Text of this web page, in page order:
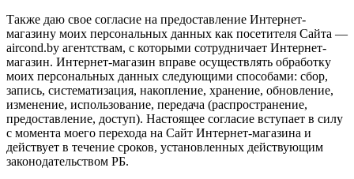
Также даю свое согласие на предоставление Интернет-
магазину моих персональных данных как посетителя Сайта —
aircond.by агентствам, с которыми сотрудничает Интернет-
магазин. Интернет-магазин вправе осуществлять обработку
моих персональных данных следующими способами: сбор,
запись, систематизация, накопление, хранение, обновление,
изменение, использование, передача (распространение,
предоставление, доступ). Настоящее согласие вступает в силу
с момента моего перехода на Сайт Интернет-магазина и
действует в течение сроков, установленных действующим
законодательством РБ.